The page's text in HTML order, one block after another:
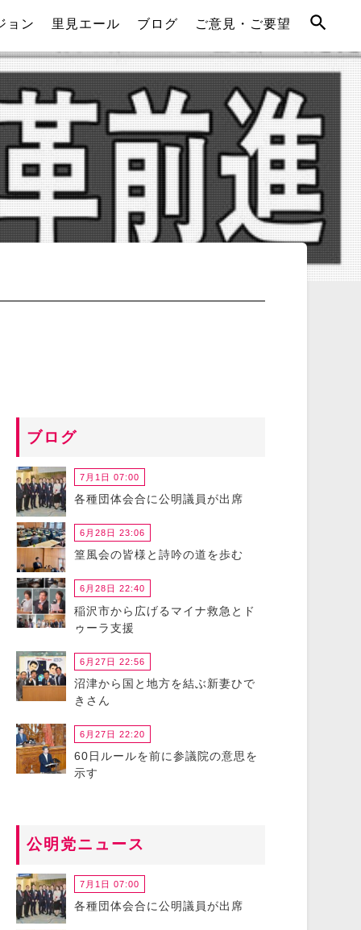
ョン 里見エール ブログ ご意見・ご要望
ブログ
7月1日 07:00
各種団体会合に公明議員が出席
6月28日 23:06
篁風会の皆様と詩吟の道を歩む
6月28日 22:40
稲沢市から広げるマイナ救急とド
ゥーラ支援
6月27日 22:56
沼津から国と地方を結ぶ新妻ひで
きさん
6月27日 22:20
60日ルールを前に参議院の意思を
示す
公明党ニュース
7月1日 07:00
各種団体会合に公明議員が出席